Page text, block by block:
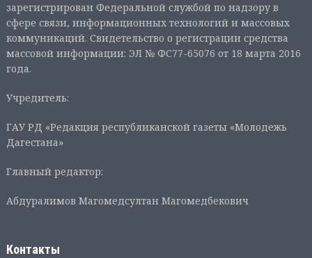
зарегистрирован Федеральной службой по надзору в
сфере связи, информационных технологий и массовых
коммуникаций. Свидетельство о регистрации средства
массовой информации: ЭЛ № ФС77-65076 от 18 марта 2016
года.
Учредитель:
ГАУ РД «Редакция республиканской газеты «Молодежь
Дагестана»
Главный редактор:
Абдуралимов Магомедсултан Магомедбекович
Контакты